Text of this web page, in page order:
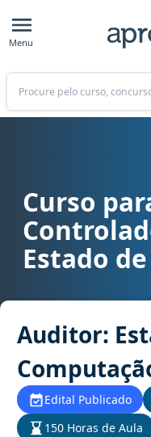
Menu
Buscar
Curso para concurso CGE
Curso
Estado
Auditor:
Edital Publicado
150 Horas de Aula